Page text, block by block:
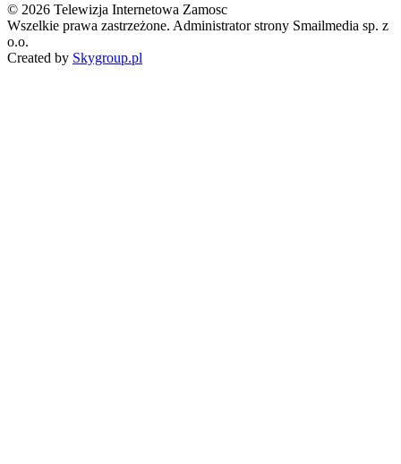
© 2026 Telewizja Internetowa Zamosc
Wszelkie prawa zastrzeżone. Administrator strony Smailmedia sp. z
o.o.
Created by Skygroup.pl